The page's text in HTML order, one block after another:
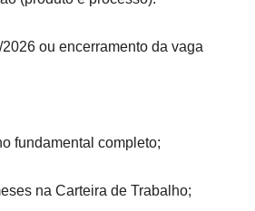
ou encerramento da vaga
fundamental completo;
na Carteira de Trabalho;